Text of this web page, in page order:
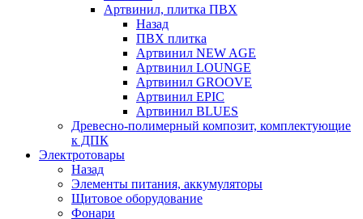
Артвинил, плитка ПВХ
Назад
ПВХ плитка
Артвинил NEW AGE
Артвинил LOUNGE
Артвинил GROOVE
Артвинил EPIC
Артвинил BLUES
Древесно-полимерный композит, комплектующие
к ДПК
Электротовары
Назад
Элементы питания, аккумуляторы
Щитовое оборудование
Фонари